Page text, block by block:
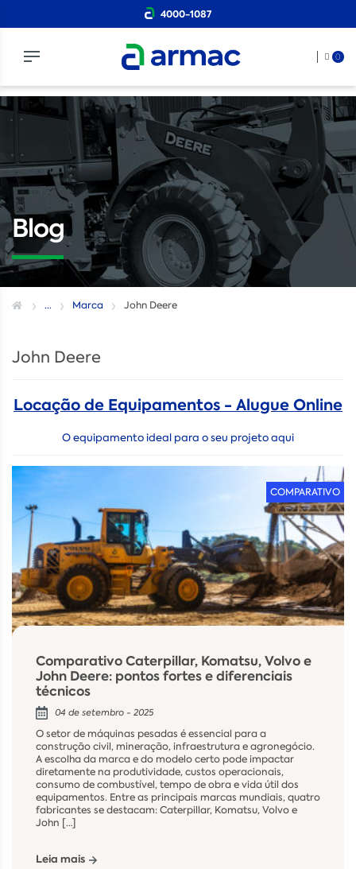
4000-1087
0
Blog
... Marca John Deere
John Deere
Locação de Equipamentos - Alugue Online
O equipamento ideal para o seu projeto aqui
COMPARATIVO
Comparativo Caterpillar, Komatsu, Volvo e
John Deere: pontos fortes e diferenciais
técnicos
04 de setembro - 2025
O setor de máquinas pesadas é essencial para a
construção civil, mineração, infraestrutura e agronegócio.
A escolha da marca e do modelo certo pode impactar
diretamente na produtividade, custos operacionais,
consumo de combustível, tempo de obra e vida útil dos
equipamentos. Entre as principais marcas mundiais, quatro
fabricantes se destacam: Caterpillar, Komatsu, Volvo e
John […]
Leia mais